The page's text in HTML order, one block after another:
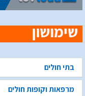
בתי חולים
מרפאות וקופות חולים